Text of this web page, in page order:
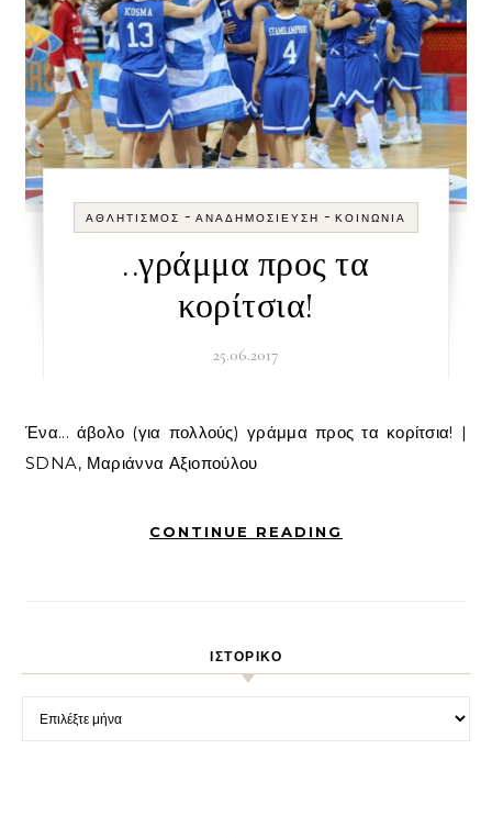
ΑΘΛΗΤΙΣΜΌΣ - ΑΝΑΔΗΜΟΣΊΕΥΣΗ - ΚΟΙΝΩΝΊΑ
..γράμμα προς τα
κορίτσια!
25.06.2017
Ένα... άβολο (για πολλούς) γράμμα προς τα κορίτσια! |
SDNA, Μαριάννα Αξιοπούλου
CONTINUE READING
ΙΣΤΟΡΙΚΌ
Ιστορικό